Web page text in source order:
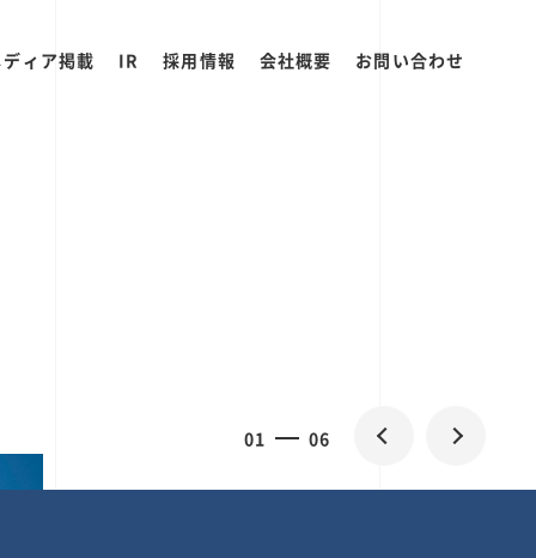
ィア掲載 IR 採用情報 会社概要 お問い合わせ
01 06